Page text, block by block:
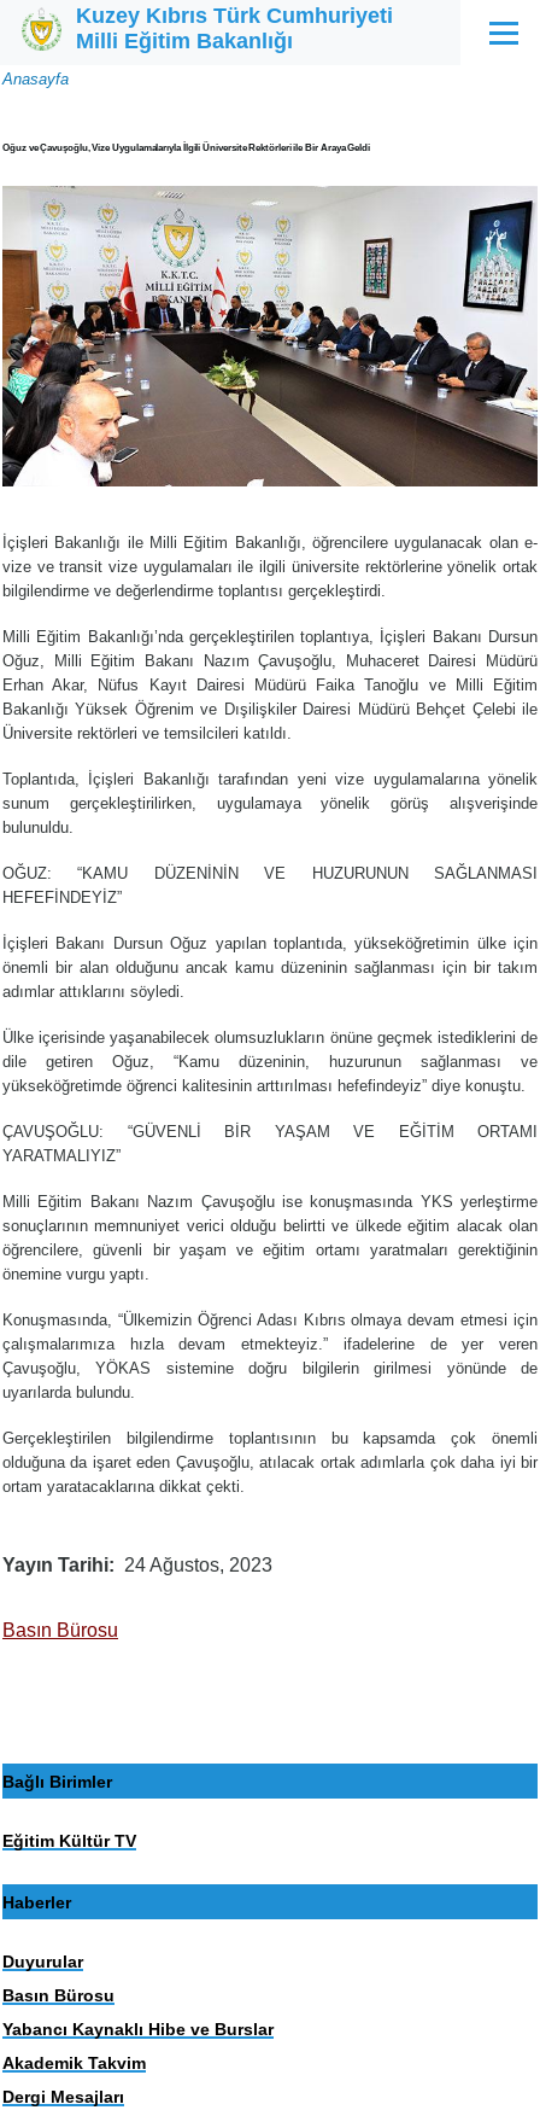
Ana içeriğe atla
Kuzey Kıbrıs Türk Cumhuriyeti
Milli Eğitim Bakanlığı
Menü
Sayfa
Anasayfa
Oğuz ve Çavuşoğlu, Vize Uygulamalarıyla İlgili Üniversite Rektörleri ile Bir Araya Geldi
İçişleri Bakanlığı ile Milli Eğitim Bakanlığı, öğrencilere uygulanacak olan e-
vize ve transit vize uygulamaları ile ilgili üniversite rektörlerine yönelik ortak
bilgilendirme ve değerlendirme toplantısı gerçekleştirdi.
Milli Eğitim Bakanlığı’nda gerçekleştirilen toplantıya, İçişleri Bakanı Dursun
Oğuz, Milli Eğitim Bakanı Nazım Çavuşoğlu, Muhaceret Dairesi Müdürü
Erhan Akar, Nüfus Kayıt Dairesi Müdürü Faika Tanoğlu ve Milli Eğitim
Bakanlığı Yüksek Öğrenim ve Dışilişkiler Dairesi Müdürü Behçet Çelebi ile
Üniversite rektörleri ve temsilcileri katıldı.
Toplantıda, İçişleri Bakanlığı tarafından yeni vize uygulamalarına yönelik
sunum gerçekleştirilirken, uygulamaya yönelik görüş alışverişinde
bulunuldu.
OĞUZ: “KAMU DÜZENİNİN VE HUZURUNUN SAĞLANMASI
HEFEFİNDEYİZ”
İçişleri Bakanı Dursun Oğuz yapılan toplantıda, yükseköğretimin ülke için
önemli bir alan olduğunu ancak kamu düzeninin sağlanması için bir takım
adımlar attıklarını söyledi.
Ülke içerisinde yaşanabilecek olumsuzlukların önüne geçmek istediklerini de
dile getiren Oğuz, “Kamu düzeninin, huzurunun sağlanması ve
yükseköğretimde öğrenci kalitesinin arttırılması hefefindeyiz” diye konuştu.
ÇAVUŞOĞLU: “GÜVENLİ BİR YAŞAM VE EĞİTİM ORTAMI
YARATMALIYIZ”
Milli Eğitim Bakanı Nazım Çavuşoğlu ise konuşmasında YKS yerleştirme
sonuçlarının memnuniyet verici olduğu belirtti ve ülkede eğitim alacak olan
öğrencilere, güvenli bir yaşam ve eğitim ortamı yaratmaları gerektiğinin
önemine vurgu yaptı.
Konuşmasında, “Ülkemizin Öğrenci Adası Kıbrıs olmaya devam etmesi için
çalışmalarımıza hızla devam etmekteyiz.” ifadelerine de yer veren
Çavuşoğlu, YÖKAS sistemine doğru bilgilerin girilmesi yönünde de
uyarılarda bulundu.
Gerçekleştirilen bilgilendirme toplantısının bu kapsamda çok önemli
olduğuna da işaret eden Çavuşoğlu, atılacak ortak adımlarla çok daha iyi bir
ortam yaratacaklarına dikkat çekti.
Yayın Tarihi 24 Ağustos, 2023
Basın Bürosu
Bağlı Birimler
Eğitim Kültür TV
Haberler
Duyurular
Basın Bürosu
Yabancı Kaynaklı Hibe ve Burslar
Akademik Takvim
Dergi Mesajları